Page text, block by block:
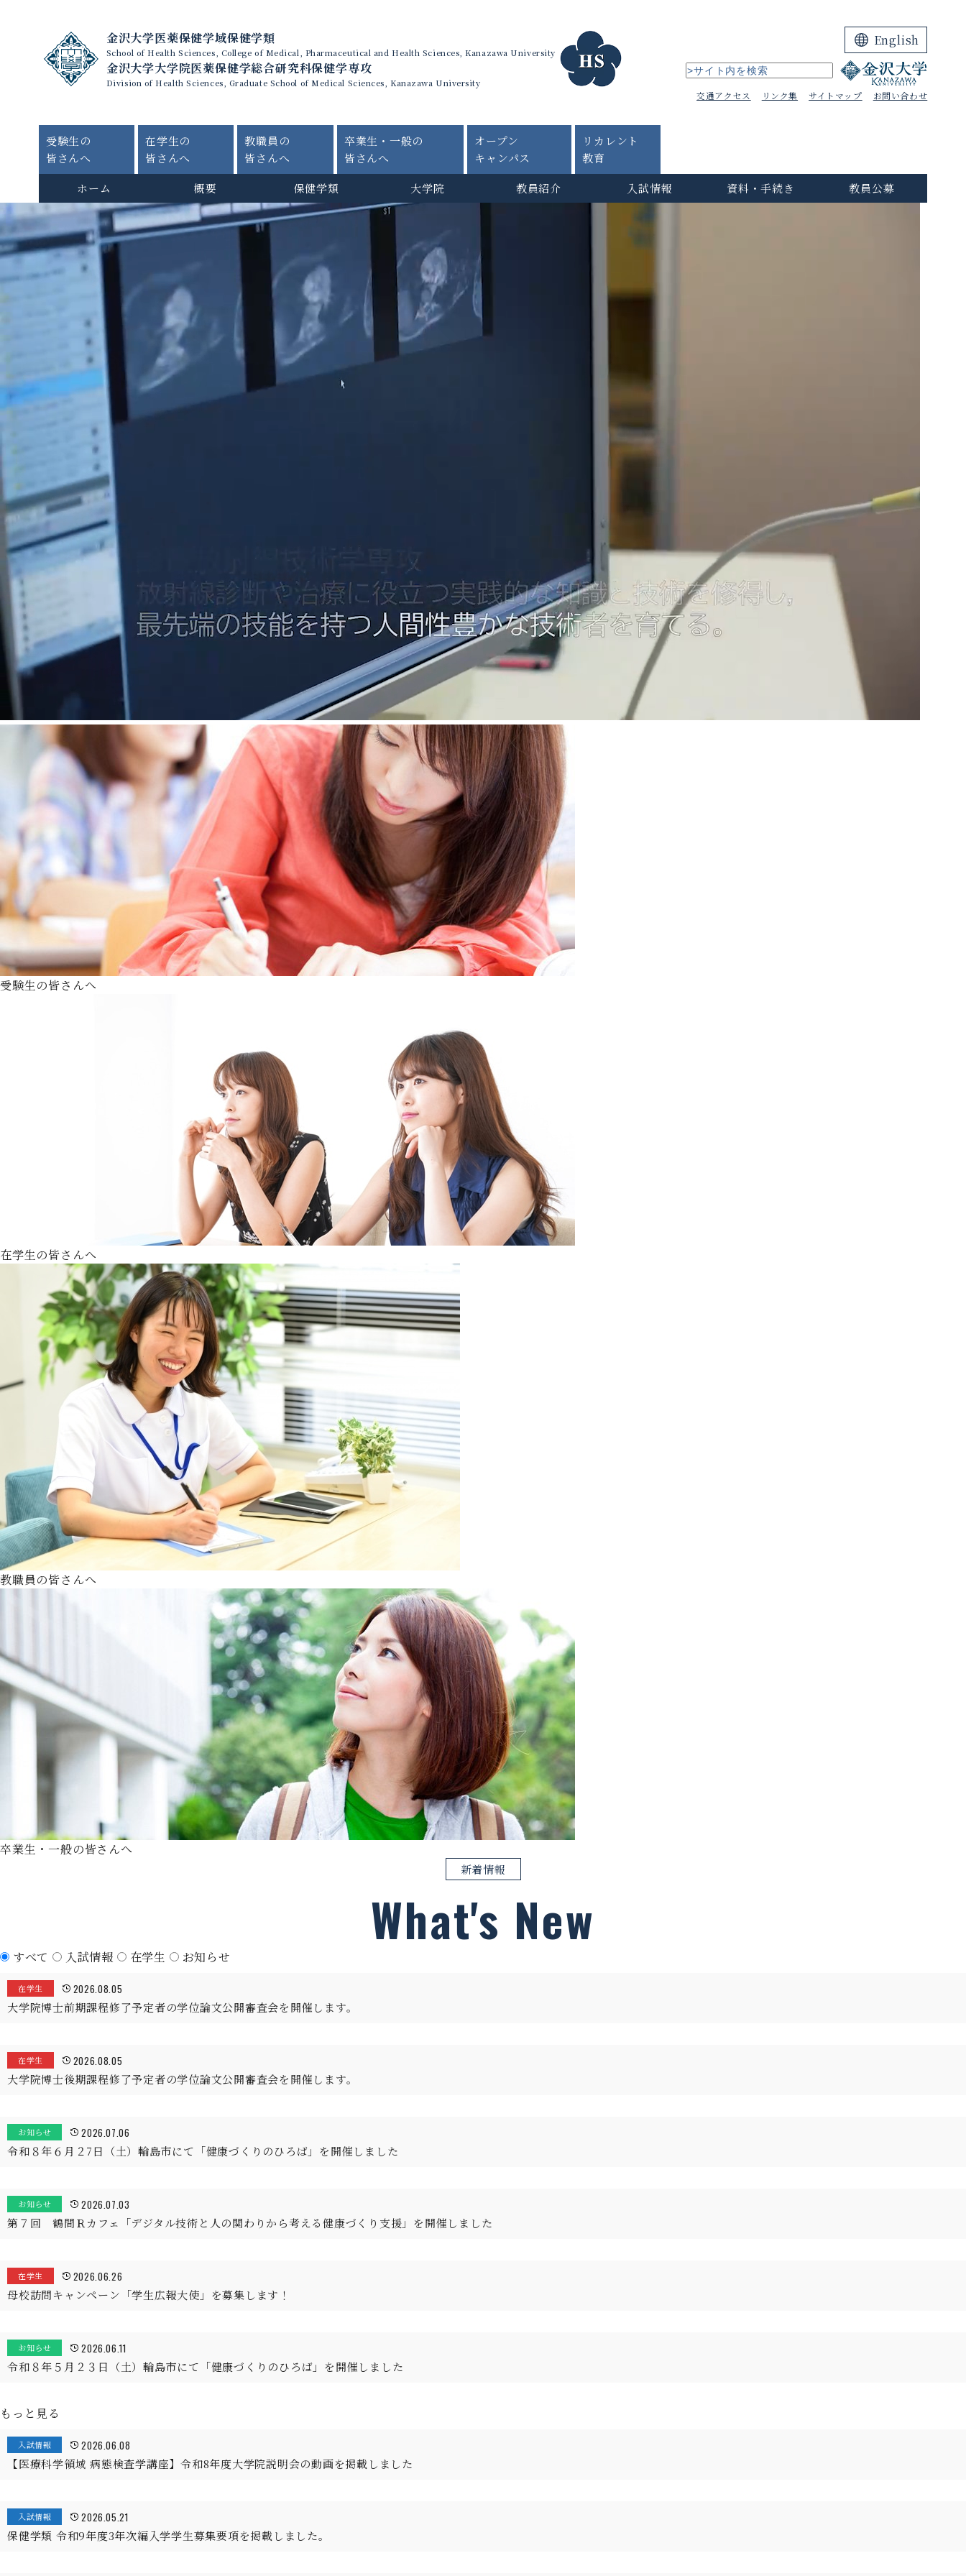
金沢大学医薬保健学域保健学類
School of Health Sciences, College of Medical, Pharmaceutical and Health Sciences, Kanazawa University
金沢大学大学院医薬保健学総合研究科保健学専攻
Division of Health Sciences, Graduate School of Medical Sciences, Kanazawa University
English
交通アクセス リンク集 サイトマップ お問い合わせ
受験生の
皆さんへ
在学生の
皆さんへ
教職員の
皆さんへ
卒業生・一般の
皆さんへ
オープン
キャンパス
リカレント
教育
ホーム
概要 保健学類 大学院 教員紹介 入試情報 資料・手続き 教員公募
受験生の皆さんへ
在学生の皆さんへ
教職員の皆さんへ
卒業生・一般の皆さんへ
新着情報
What's New
すべて 入試情報 在学生 お知らせ
在学生 2026.08.05
大学院博士前期課程修了予定者の学位論文公開審査会を開催します。
在学生 2026.08.05
大学院博士後期課程修了予定者の学位論文公開審査会を開催します。
お知らせ 2026.07.06
令和８年６月２7日（土）輪島市にて「健康づくりのひろば」を開催しました
お知らせ 2026.07.03
第７回 鶴間Ｒカフェ「デジタル技術と人の関わりから考える健康づくり支援」を開催しました
在学生 2026.06.26
母校訪問キャンペーン「学生広報大使」を募集します！
お知らせ 2026.06.11
令和８年５月２３日（土）輪島市にて「健康づくりのひろば」を開催しました
もっと見る
入試情報 2026.06.08
【医療科学領域 病態検査学講座】令和8年度大学院説明会の動画を掲載しました
入試情報 2026.05.21
保健学類 令和9年度3年次編入学学生募集要項を掲載しました。